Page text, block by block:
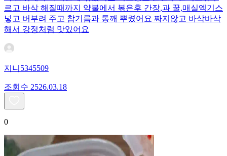
르고 바삭 해질때까지 약불에서 볶은후 간장,과 꿀,매실엑기스
넣고 버부려 주고 참기름과 통깨 뿌렸어요 짜지않고 바삭바삭
해서 강정처럼 맛있어요
지니5345509
조회수 2526.03.18
0